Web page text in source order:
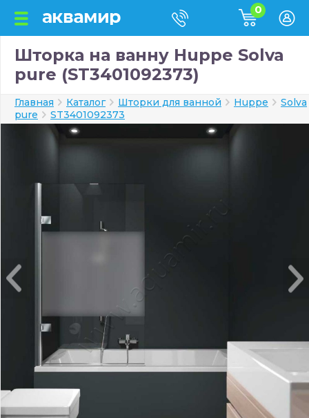
0
Шторка на ванну Huppe Solva
pure (ST3401092373)
Главная Каталог Шторки для ванной Huppe
Solva
pure
ST3401092373